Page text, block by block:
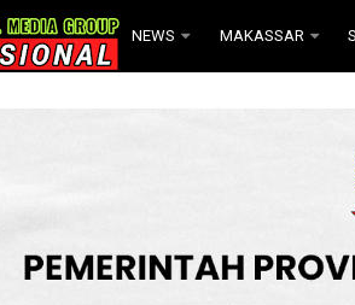
NEWS MAKASSAR